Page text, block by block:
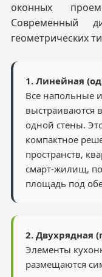
оконных
Современный
геометрических
1. Линейная
Все напольные
выстраиваются
одной стены.
компактное
пространств,
смарт-жилищ,
площадь под
2. Двухрядная
Элементы
размещаются